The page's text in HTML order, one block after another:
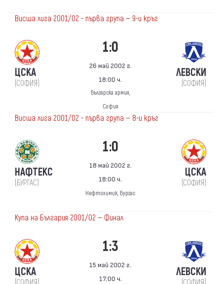
Висша лига 2001/02 - първа група — 9-и кръг
ЦСКА
(СОФИЯ)
1:0
26 май 2002 г.
18:00 ч.
Българска армия,
София
ЛЕВСКИ
(СОФИЯ)
Висша лига 2001/02 - първа група — 8-и кръг
НАФТЕКС
(БУРГАС)
1:0
18 май 2002 г.
18:00 ч.
Нефтохимик, Бургас
ЦСКА
(СОФИЯ)
Купа на България 2001/02 — Финал
ЦСКА
1:3
15 май 2002 г.
17:00 ч.
ЛЕВСКИ